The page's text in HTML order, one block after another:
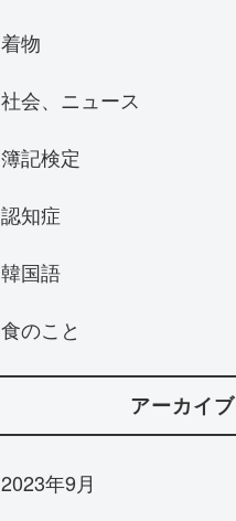
着物
社会、ニュース
簿記検定
認知症
韓国語
食のこと
アーカイブ
2023年9月